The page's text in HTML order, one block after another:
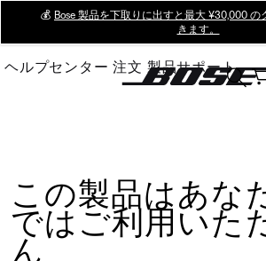
Main
💰 Bose 製品を下取りに出すと最大 ¥30,000
きます。
ヘルプセンター 注文 製品サポート
この製品はあな
ではご利用いた
ん